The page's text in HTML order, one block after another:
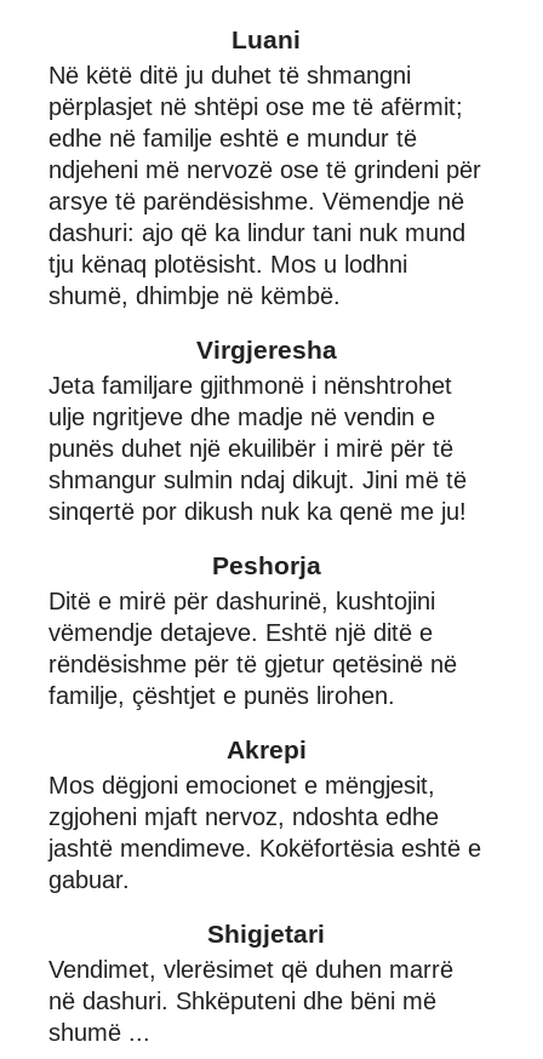
Luani
Në këtë ditë ju duhet të shmangni
përplasjet në shtëpi ose me të afërmit;
edhe në familje eshtë e mundur të
ndjeheni më nervozë ose të grindeni për
arsye të parëndësishme. Vëmendje në
dashuri: ajo që ka lindur tani nuk mund
tju kënaq plotësisht. Mos u lodhni
shumë, dhimbje në këmbë.
Virgjeresha
Jeta familjare gjithmonë i nënshtrohet
ulje ngritjeve dhe madje në vendin e
punës duhet një ekuilibër i mirë për të
shmangur sulmin ndaj dikujt. Jini më të
sinqertë por dikush nuk ka qenë me ju!
Peshorja
Ditë e mirë për dashurinë, kushtojini
vëmendje detajeve. Eshtë një ditë e
rëndësishme për të gjetur qetësinë në
familje, çështjet e punës lirohen.
Akrepi
Mos dëgjoni emocionet e mëngjesit,
zgjoheni mjaft nervoz, ndoshta edhe
jashtë mendimeve. Kokëfortësia eshtë e
gabuar.
Shigjetari
Vendimet, vlerësimet që duhen marrë
në dashuri. Shkëputeni dhe bëni më
shumë ...